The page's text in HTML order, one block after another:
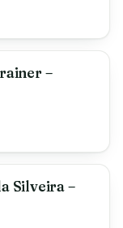
–
Silveira –